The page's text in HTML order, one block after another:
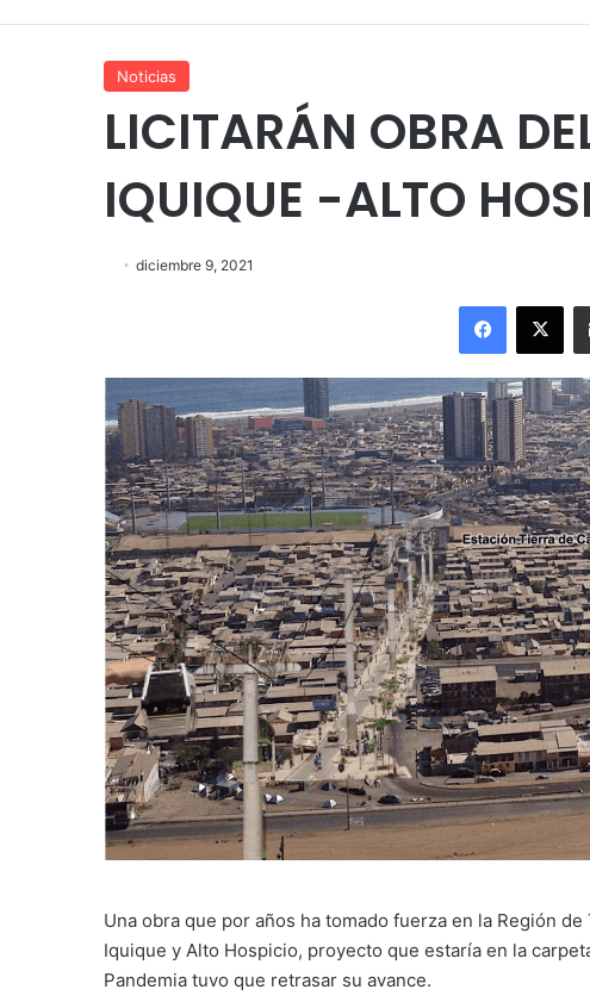
Noticias
LICITARÁN OBRA
IQUIQUE -ALTO
diciembre 9, 2021
Facebook
X
Una obra que por años ha tomado fuerza en la Región
Iquique y Alto Hospicio, proyecto que estaría en la
Pandemia tuvo que retrasar su avance.